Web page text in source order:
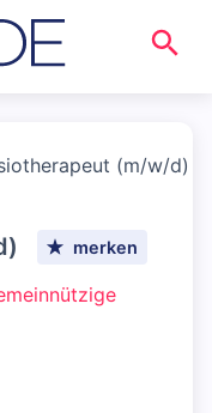
(m/w/d)
merken